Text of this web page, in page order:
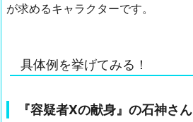
が求めるキャラクターです。
具体例を挙げてみる！
『容疑者Xの献身』の石神さん